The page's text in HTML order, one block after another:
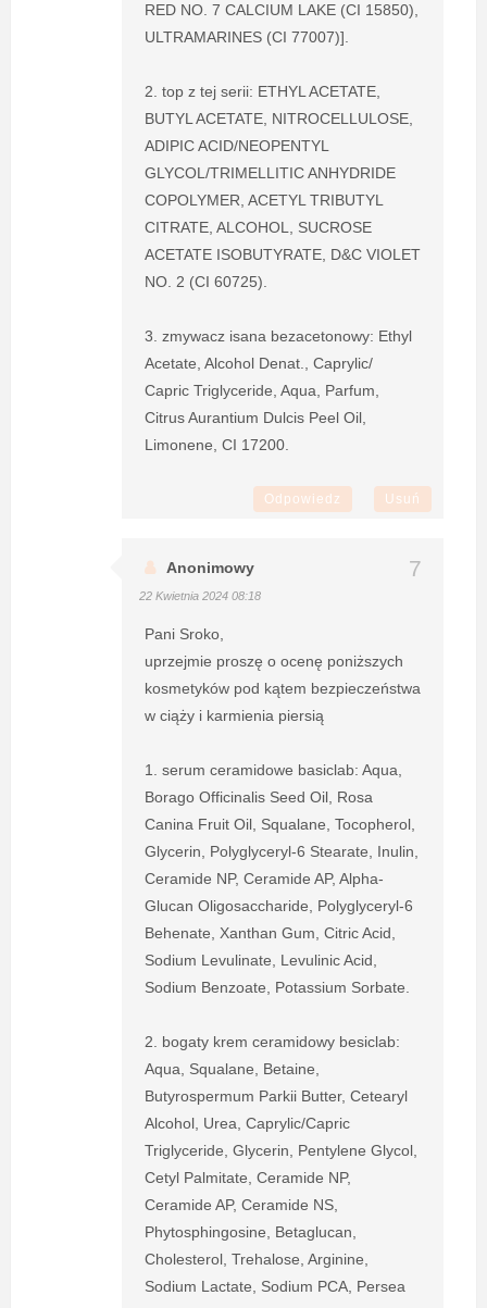
RED NO. 7 CALCIUM LAKE (CI 15850),
ULTRAMARINES (CI 77007)].
2. top z tej serii: ETHYL ACETATE,
BUTYL ACETATE, NITROCELLULOSE,
ADIPIC ACID/NEOPENTYL
GLYCOL/TRIMELLITIC ANHYDRIDE
COPOLYMER, ACETYL TRIBUTYL
CITRATE, ALCOHOL, SUCROSE
ACETATE ISOBUTYRATE, D&C VIOLET
NO. 2 (CI 60725).
3. zmywacz isana bezacetonowy: Ethyl
Acetate, Alcohol Denat., Caprylic/
Capric Triglyceride, Aqua, Parfum,
Citrus Aurantium Dulcis Peel Oil,
Limonene, CI 17200.
Odpowiedz Usuń
Anonimowy
22 Kwietnia 2024 08:18
Pani Sroko,
uprzejmie proszę o ocenę poniższych
kosmetyków pod kątem bezpieczeństwa
w ciąży i karmienia piersią
1. serum ceramidowe basiclab: Aqua,
Borago Officinalis Seed Oil, Rosa
Canina Fruit Oil, Squalane, Tocopherol,
Glycerin, Polyglyceryl-6 Stearate, Inulin,
Ceramide NP, Ceramide AP, Alpha-
Glucan Oligosaccharide, Polyglyceryl-6
Behenate, Xanthan Gum, Citric Acid,
Sodium Levulinate, Levulinic Acid,
Sodium Benzoate, Potassium Sorbate.
2. bogaty krem ceramidowy besiclab:
Aqua, Squalane, Betaine,
Butyrospermum Parkii Butter, Cetearyl
Alcohol, Urea, Caprylic/Capric
Triglyceride, Glycerin, Pentylene Glycol,
Cetyl Palmitate, Ceramide NP,
Ceramide AP, Ceramide NS,
Phytosphingosine, Betaglucan,
Cholesterol, Trehalose, Arginine,
Sodium Lactate, Sodium PCA, Persea